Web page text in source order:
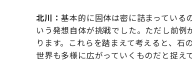
北川：基本的に固体は密に詰まっている
いう発想自体が挑戦でした。ただし前
ります。これらを踏まえて考えると、
世界も多様に広がっていくものだと捉え